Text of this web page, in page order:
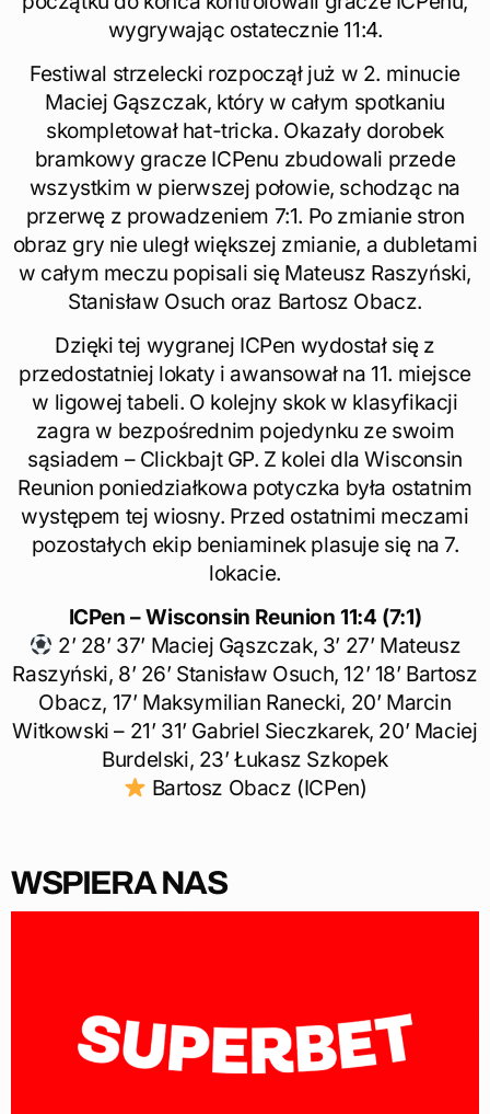
wygrywając ostatecznie 11:4.
Festiwal strzelecki rozpoczął już w 2. minucie
Maciej Gąszczak, który w całym spotkaniu
skompletował hat-tricka. Okazały dorobek
bramkowy gracze ICPenu zbudowali przede
wszystkim w pierwszej połowie, schodząc na
przerwę z prowadzeniem 7:1. Po zmianie stron
obraz gry nie uległ większej zmianie, a dubletami
w całym meczu popisali się Mateusz Raszyński,
Stanisław Osuch oraz Bartosz Obacz.
Dzięki tej wygranej ICPen wydostał się z
przedostatniej lokaty i awansował na 11. miejsce
w ligowej tabeli. O kolejny skok w klasyfikacji
zagra w bezpośrednim pojedynku ze swoim
sąsiadem – Clickbajt GP. Z kolei dla Wisconsin
Reunion poniedziałkowa potyczka była ostatnim
występem tej wiosny. Przed ostatnimi meczami
pozostałych ekip beniaminek plasuje się na 7.
lokacie.
ICPen – Wisconsin Reunion 11:4 (7:1)
2’ 28’ 37’ Maciej Gąszczak, 3’ 27’ Mateusz
Raszyński, 8’ 26’ Stanisław Osuch, 12’ 18’ Bartosz
Obacz, 17’ Maksymilian Ranecki, 20’ Marcin
Witkowski – 21’ 31’ Gabriel Sieczkarek, 20’ Maciej
Burdelski, 23’ Łukasz Szkopek
Bartosz Obacz (ICPen)
WSPIERA NAS